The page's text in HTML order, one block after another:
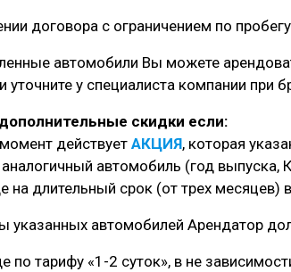
договора с ограничением по
автомобили Вы можете
уточните у специалиста компании при
скидки если:
действует АКЦИЯ, которая
автомобиль (год выпуска,
на длительный срок (от трех
указанных автомобилей Арендатор
по тарифу «1-2 суток», в не